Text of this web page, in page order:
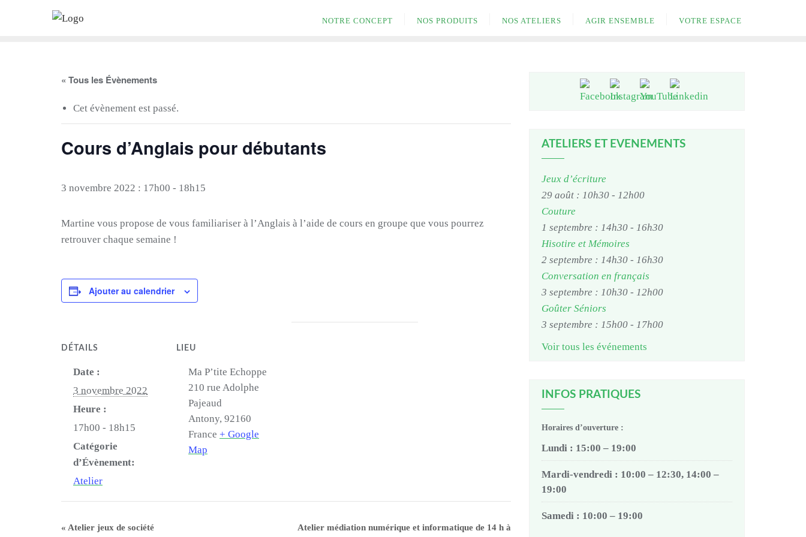
NOTRE CONCEPT NOS PRODUITS NOS ATELIERS AGIR ENSEMBLE VOTRE ESPACE
« Tous les Évènements
Cet évènement est passé.
Cours d’Anglais pour débutants
3 novembre 2022 : 17h00 - 18h15
Martine vous propose de vous familiariser à l’Anglais à l’aide de cours en groupe que vous pourrez
retrouver chaque semaine !
Ajouter au calendrier
DÉTAILS
Date :
3 novembre 2022
Heure :
17h00 - 18h15
Catégorie
d’Évènement:
Atelier
LIEU
Ma P’tite Echoppe
210 rue Adolphe
Pajeaud
Antony, 92160
France + Google
Map
« Atelier jeux de société Atelier médiation numérique et informatique de 14 h à
ATELIERS ET EVENEMENTS
Jeux d’écriture
29 août : 10h30 - 12h00
Couture
1 septembre : 14h30 - 16h30
Hisotire et Mémoires
2 septembre : 14h30 - 16h30
Conversation en français
3 septembre : 10h30 - 12h00
Goûter Séniors
3 septembre : 15h00 - 17h00
Voir tous les événements
INFOS PRATIQUES
Horaires d’ouverture :
Lundi : 15:00 – 19:00
Mardi-vendredi : 10:00 – 12:30, 14:00 –
19:00
Samedi : 10:00 – 19:00